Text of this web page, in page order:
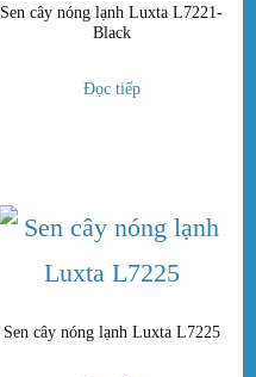
Sen cây nóng lạnh Luxta L7221-
Black
Đọc tiếp
Sen cây nóng lạnh Luxta L7225